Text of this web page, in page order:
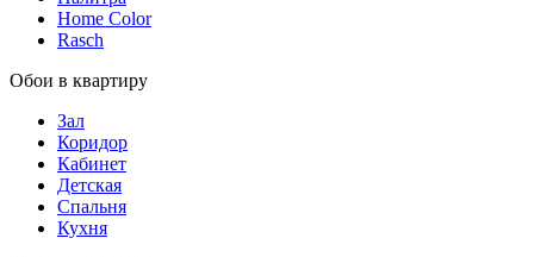
Home Color
Rasch
Обои в квартиру
Зал
Коридор
Кабинет
Детская
Спальня
Кухня